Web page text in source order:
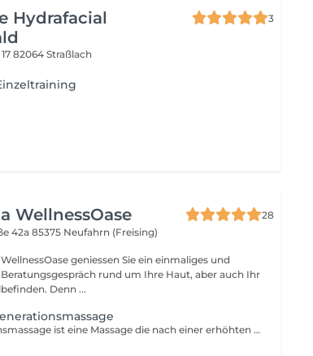
Hydrafacial
3
82064 Straßlach
WellnessOase
28
42a85375 Neufahrn (Freising)
geniessen Sie ein einmaliges und
rund um Ihre Haut, aber auch Ihr
Denn ...
Regenerationsmassage ist eine Massage die nach einer erhöhten körperlichen Belastung zur Regeneration der Muskulatur angewendet wird. Dabei sinken Blutdruck und Puls, der Zellstoffwechsel wird angeregt.